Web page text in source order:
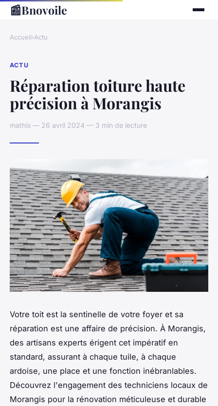
📰Bnovoile
Accueil›Actu
ACTU
Réparation toiture haute
précision à Morangis
mathis — 26 avril 2024 — 3 min de lecture
Votre toit est la sentinelle de votre foyer et sa
réparation est une affaire de précision. À Morangis,
des artisans experts érigent cet impératif en
standard, assurant à chaque tuile, à chaque
ardoise, une place et une fonction inébranlables.
Découvrez l'engagement des techniciens locaux de
Morangis pour la rénovation méticuleuse et durable